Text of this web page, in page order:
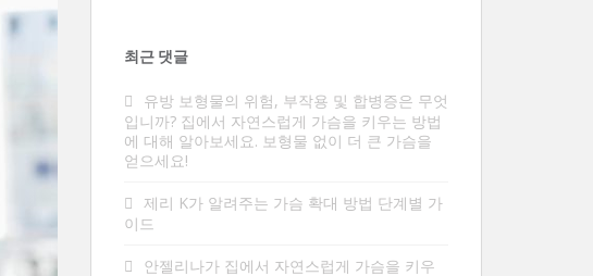
최근 댓글
유방 보형물의 위험, 부작용 및 합병증은 무엇
입니까? 집에서 자연스럽게 가슴을 키우는 방법
에 대해 알아보세요. 보형물 없이 더 큰 가슴을
얻으세요!
제리 K가 알려주는 가슴 확대 방법 단계별 가
이드
안젤리나가 집에서 자연스럽게 가슴을 키우